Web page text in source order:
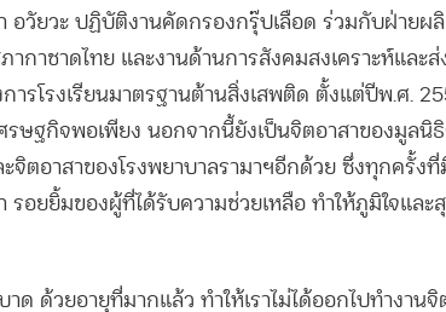
อวัยวะ ปฏิบัติงานคัดกรองกรุ๊ปเลือด ร่วมกับฝ่ายผ
ากาชาดไทย และงานด้านการสังคมสงเคราะห์และ
งการโรงเรียนมาตรฐานต้านสิ่งเสพติด ตั้งแต่ปีพ.ศ.
ฐกิจพอเพียง นอกจากนี้ยังเป็นจิตอาสาของมูลนิธิ
ตอาสาของโรงพยาบาลรามาฯอีกด้วย ซึ่งทุกครั้งที่
รอยยิ้มของผู้ที่ได้รับความช่วยเหลือ ทำให้ภูมิใจและสุ
าด ด้วยอายุที่มากแล้ว ทำให้เราไม่ได้ออกไปทำงาน